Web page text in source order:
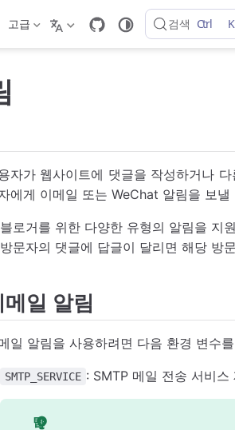
고급 검색 Ctrl K
자가 웹사이트에 댓글을 작성하거나
에게 이메일 또는 WeChat 알림을 보낼
블로거를 위한 다양한 유형의 알림을 지
방문자의 댓글에 답글이 달리면 해당 방
메일 알림
일 알림을 사용하려면 다음 환경 변수
SMTP_SERVICE : SMTP 메일 전송 서비스
팁